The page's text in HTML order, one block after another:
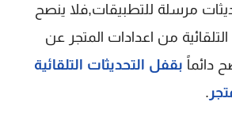
مرسلة للتطبيقات,فلا ينصح
التلقائية من اعدادات المتجر عن
دائماً بقفل التحديثات التلقائية
.